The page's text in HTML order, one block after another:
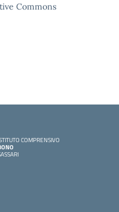
Commons
COMPRENSIVO